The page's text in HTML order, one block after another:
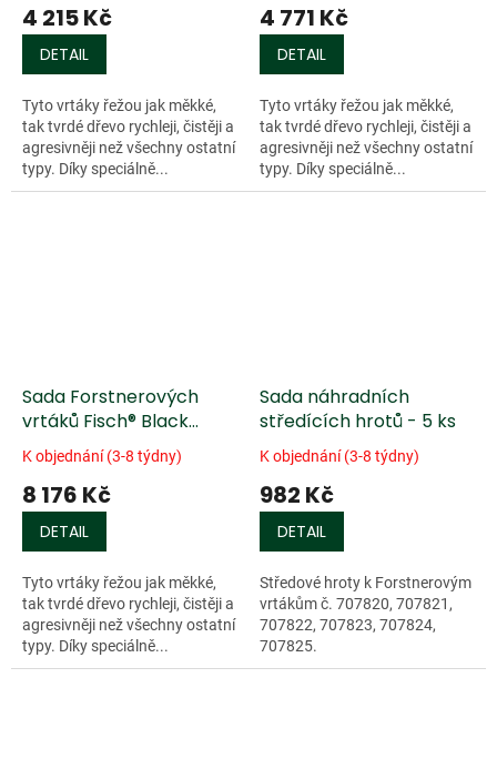
4 215 Kč
DETAIL
Tyto vrtáky řežou jak měkké,
tak tvrdé dřevo rychleji, čistěji a
agresivněji než všechny ostatní
typy. Díky speciálně...
4 771 Kč
DETAIL
Tyto vrtáky řežou jak měkké,
tak tvrdé dřevo rychleji, čistěji a
agresivněji než všechny ostatní
typy. Díky speciálně...
Sada Forstnerových
vrtáků Fisch® Black
Shark - 6 ks +
prodlužovací hřídel
K objednání (3-8 týdny)
8 176 Kč
DETAIL
Tyto vrtáky řežou jak měkké,
tak tvrdé dřevo rychleji, čistěji a
agresivněji než všechny ostatní
typy. Díky speciálně...
Sada náhradních
středících hrotů - 5 ks
K objednání (3-8 týdny)
982 Kč
DETAIL
Středové hroty k Forstnerovým
vrtákům č. 707820, 707821,
707822, 707823, 707824,
707825.